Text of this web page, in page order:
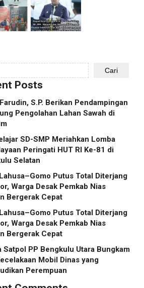
Cari
Posts
S.P. Berikan Pendampingan
Pengolahan Lahan Sawah di
SD-SMP Meriahkan Lomba
Peringati HUT RI Ke-81 di
Selatan
Putus Total Diterjang
Warga Desak Pemkab Nias
Bergerak Cepat
Putus Total Diterjang
Warga Desak Pemkab Nias
Bergerak Cepat
Satpol PP Bengkulu Utara Bungkam
Mobil Dinas yang
Perempuan